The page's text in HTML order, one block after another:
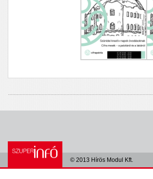
© 2013 Hírös Modul Kft.